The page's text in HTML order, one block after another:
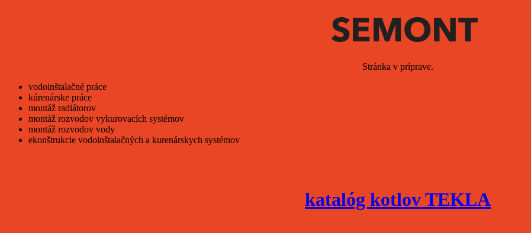
Stránka v príprave.
vodoinštalačné práce
kúrenárske práce
montáž radiátorov
montáž rozvodov vykurovacích systémov
montáž rozvodov vody
ekonštrukcie vodoinštalačných a kurenárskych systémov
katalóg kotlov TEKLA